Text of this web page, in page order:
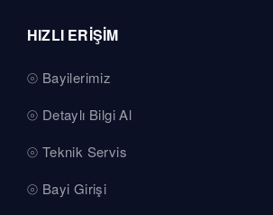
HIZLI ERİŞİM
Bayilerimiz
Detaylı Bilgi Al
Teknik Servis
Bayi Girişi